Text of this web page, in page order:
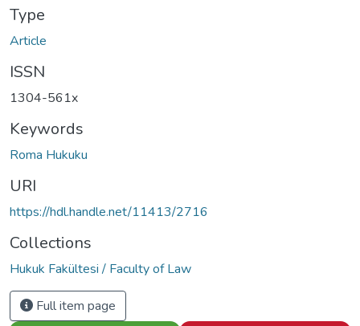
Type
Article
ISSN
1304-561x
Keywords
Roma Hukuku
URI
https://hdl.handle.net/11413/2716
Collections
Hukuk Fakültesi / Faculty of Law
Full item page